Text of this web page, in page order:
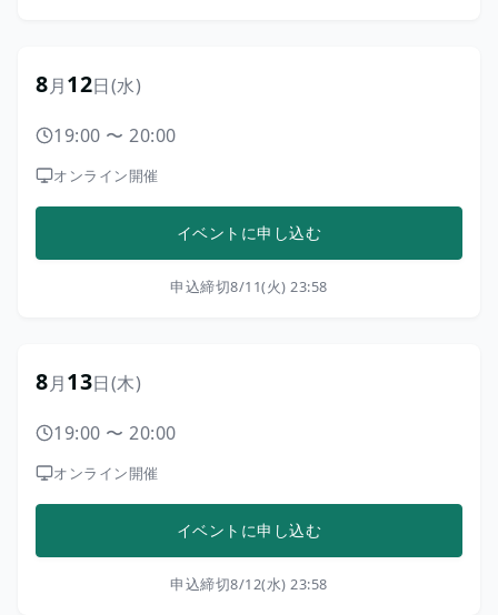
8月12日(水)
19:00 〜 20:00
オンライン開催
イベントに申し込む
申込締切8/11(火) 23:58
8月13日(木)
19:00 〜 20:00
オンライン開催
イベントに申し込む
申込締切8/12(水) 23:58